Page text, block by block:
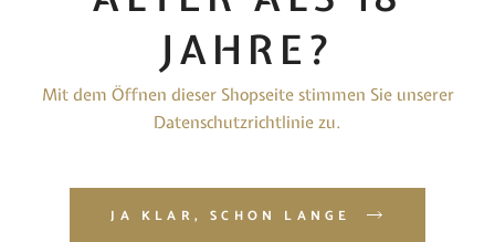
JAHRE?
Mit dem Öffnen dieser Shopseite stimmen Sie unserer
Datenschutzrichtlinie zu.
JA KLAR, SCHON LANGE
Rotweine/Rosé(14)
(1)
Weissweine (19)
Zum Verfeinern(3)